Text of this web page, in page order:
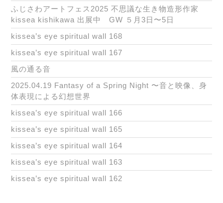
ふじさわアートフェス2025 不思議な生き物造形作家
kissea kishikawa 出展中 GW ５月3日〜5日
kissea’s eye spiritual wall 168
kissea’s eye spiritual wall 167
風の通る音
2025.04.19 Fantasy of a Spring Night 〜音と映像、身
体表現による幻想世界
kissea’s eye spiritual wall 166
kissea’s eye spiritual wall 165
kissea’s eye spiritual wall 164
kissea’s eye spiritual wall 163
kissea’s eye spiritual wall 162